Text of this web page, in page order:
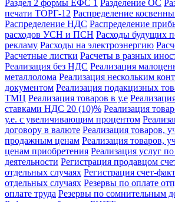
Раздел 2 формы ЕФС 1 Разделение ОС
печати ТОРГ-12 Распределение
Распределение НДС Распределение
расходов УСН и ПСН Расходы будущих
рекламу Расходы на электроэнергию
Расчетные листки Расчеты в разных
Реализация без НДС Реализация
металлолома Реализация нескольким
документом Реализация подакцизных
ТМЦ Реализация товаров в у.е
ставками НДС 20 (10)% Реализация
у.е. с увеличивающим процентом
договору в валюте Реализация товаров,
продажным ценам Реализация товаров,
ценам приобретения Реализация услуг
деятельности Регистрация продавцом
отдельных случаях Регистрация счет-
отдельных случаях Резервы по оплате
оплате труда Резервы по сомнительным